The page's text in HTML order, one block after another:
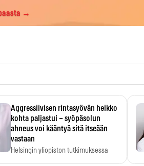
→
Aggressiivisen rintasyövän heikko
kohta paljastui – syöpäsolun
ahneus voi kääntyä sitä itseään
vastaan
Helsingin yliopiston tutkimuksessa